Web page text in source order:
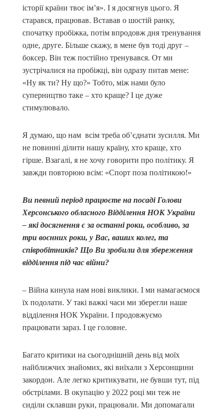
історії країни твоє ім’я». І я досягнув цього. Я
старався, працював. Вставав о шостій ранку,
спочатку пробіжка, потім впродовж дня тренування
одне, друге. Більше скажу, в мене був тоді друг –
боксер. Він теж постійно тренувався. От ми
зустрічалися на пробіжці, він одразу питав мене:
«Ну як ти? Ну що?» Тобто, між нами було
суперництво таке – хто краще? І це дуже
стимулювало.
Я думаю, що нам всім треба об’єднати зусилля. Ми
не повинні ділити нашу країну, хто краще, хто
гірше. Взагалі, я не хочу говорити про політику. Я
завжди повторюю всім: «Спорт поза політикою!»
Ви певний період працюєте на посаді Голови
Херсонського обласного Відділення НОК України
– які досягнення є за останні роки, особливо, за
три воєнних роки, у Вас, ваших колег, та
співробітників? Що Ви зробили для збереження
відділення під час війни?
– Війна кинула нам нові виклики. І ми намагаємося
їх подолати. У такі важкі часи ми зберегли наше
відділення НОК України. І продовжуємо
працювати зараз. І це головне.
Багато критики на сьогоднішній день від моїх
найближчих знайомих, які виїхали з Херсонщини
закордон. Але легко критикувати, не бувши тут, під
обстрілами. В окупацію у 2022 році ми теж не
сиділи склавши руки, працювали. Ми допомагали